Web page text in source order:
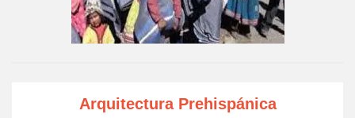
Arquitectura Prehispánica